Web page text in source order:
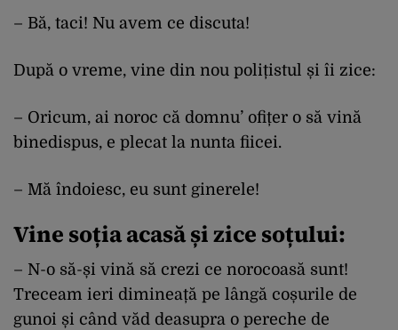
– Bă, taci! Nu avem ce discuta!
După o vreme, vine din nou polițistul și îi zice:
– Oricum, ai noroc că domnu’ ofițer o să vină
binedispus, e plecat la nunta fiicei.
– Mă îndoiesc, eu sunt ginerele!
Vine soția acasă și zice soțului:
– N-o să-și vină să crezi ce norocoasă sunt!
Treceam ieri dimineață pe lângă coșurile de
gunoi și când văd deasupra o pereche de